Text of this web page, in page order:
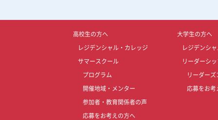
高校生の方へ
レジデンシャル・カレッジ
サマースクール
プログラム
開催地域・メンター
参加者・教育関係者の声
応募をお考えの方へ
大学生の方へ
レジデンシ
リーダーシ
リーダーズ
応募をお考